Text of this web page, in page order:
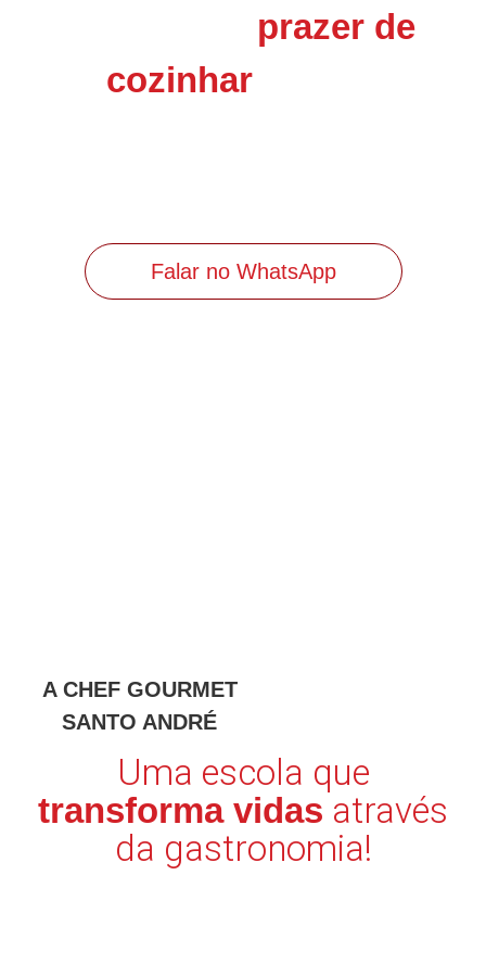
prazer de
cozinharna Chef
Falar no WhatsApp
A CHEF GOURMET
SANTO ANDRÉ
Uma escola que
transforma vidas através
da gastronomia!